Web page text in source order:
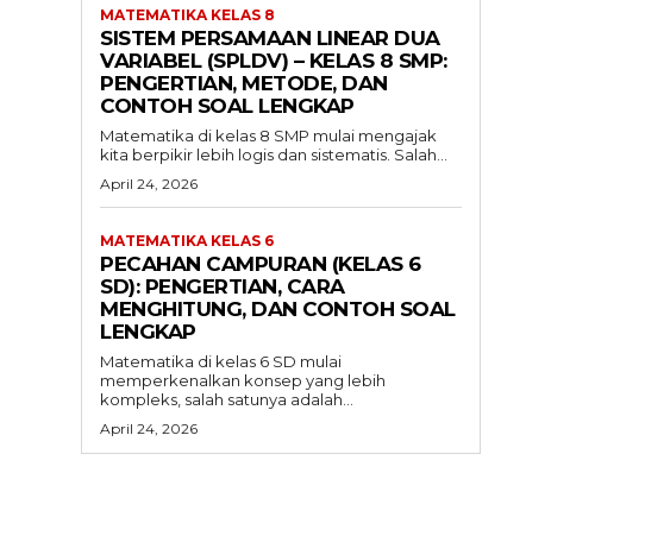
MATEMATIKA KELAS 8
SISTEM PERSAMAAN LINEAR DUA
VARIABEL (SPLDV) – KELAS 8 SMP:
PENGERTIAN, METODE, DAN
CONTOH SOAL LENGKAP
Matematika di kelas 8 SMP mulai mengajak
kita berpikir lebih logis dan sistematis. Salah...
April 24, 2026
MATEMATIKA KELAS 6
PECAHAN CAMPURAN (KELAS 6
SD): PENGERTIAN, CARA
MENGHITUNG, DAN CONTOH SOAL
LENGKAP
Matematika di kelas 6 SD mulai
memperkenalkan konsep yang lebih
kompleks, salah satunya adalah...
April 24, 2026